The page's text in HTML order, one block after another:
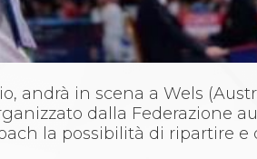
andrà in scena a Wels
dalla Federazione
la possibilità di ripartire